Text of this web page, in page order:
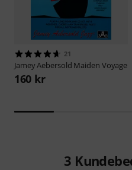
21
Jamey Aebersold Maiden Voyage
160 kr
3